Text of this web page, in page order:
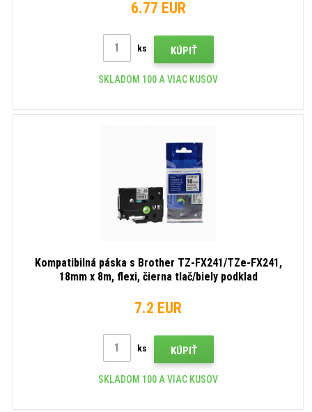
6.77 EUR
ks KÚPIŤ
SKLADOM 100 A VIAC KUSOV
Kompatibilná páska s Brother TZ-FX241/TZe-FX241,
18mm x 8m, flexi, čierna tlač/biely podklad
7.2 EUR
ks KÚPIŤ
SKLADOM 100 A VIAC KUSOV